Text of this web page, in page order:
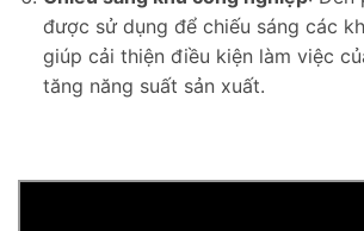
được sử dụng để chiếu sáng các
giúp cải thiện điều kiện làm việc
tăng năng suất sản xuất.